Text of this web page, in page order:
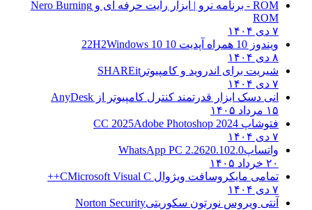
ROM - برنامه نرو | ابزار رایت حرفه ای و
Nero Burning
ROM
۷ دی ۱۴۰۴
ویندوز 10 همراه آپدیت 10 22H2
Windows 10
۸ دی ۱۴۰۴
شیریت برای اندروید و کامپیوتر SHAREit
۷ دی ۱۴۰۴
انی دسک ابزار قدرتمند کنترل کامپیوتر از AnyDesk
۱۵ مرداد ۱۴۰۵
فتوشاپ CC 2025 Adobe Photoshop 2024
۷ دی ۱۴۰۴
واتساپWhatsApp PC 2.2620.102.0
۲۰ خرداد ۱۴۰۵
تمامی مایکروسافت ویژوال C Microsoft Visual C++
۷ دی ۱۴۰۴
آنتی ویروس نورتون سکوریتیNorton Security